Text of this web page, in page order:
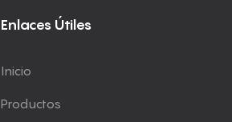
Enlaces Útiles
Inicio
Productos